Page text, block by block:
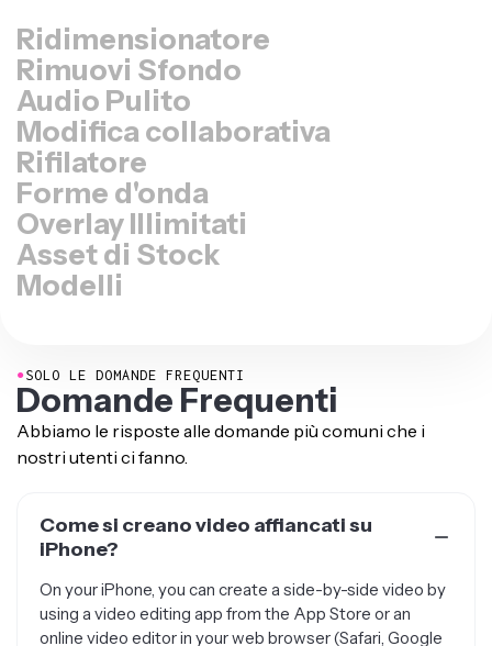
Rimuovi Sfondo
Audio Pulito
Modifica collaborativa
Rifilatore
Forme d'onda
Overlay Illimitati
Asset di Stock
Modelli
●SOLO LE DOMANDE FREQUENTI
Domande Frequenti
Abbiamo le risposte alle domande più comuni che i
nostri utenti ci fanno.
Come si creano video affiancati su
iPhone?
On your iPhone, you can create a side-by-side video by
using a video editing app from the App Store or an
online video editor in your web browser (Safari, Google